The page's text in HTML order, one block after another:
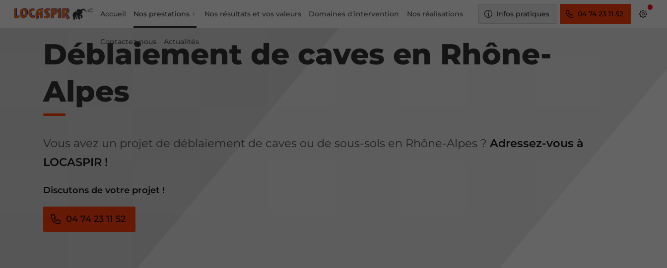
Accueil Nos prestations Nos résultats et vos valeurs Domaines d'intervention Nos réalisations
Contactez-nous Actualités
Infos pratiques 04 74 23 11 52
Déblaiement de caves en Rhône-
Alpes
Vous avez un projet de déblaiement de caves ou de sous-sols en Rhône-Alpes ?Adressez-vous à
LOCASPIR !
Discutons de votre projet !
04 74 23 11 52